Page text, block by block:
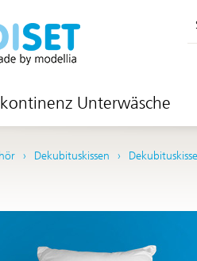
Unterwäsche
Dekubituskissen